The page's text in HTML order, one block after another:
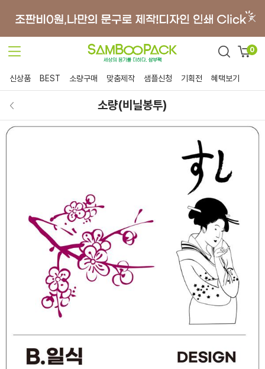
0
신상품 BEST 소량구매 맞춤제작 샘플신청 기획전 혜택보기
소량(비닐봉투)